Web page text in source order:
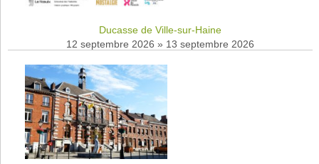
Ducasse de Ville-sur-Haine
12 septembre 2026 » 13 septembre 2026